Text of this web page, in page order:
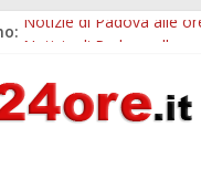
Notizie di Padova alle
Bando sicurezza
Sicurezza esodo estivo
Bonus trasporto